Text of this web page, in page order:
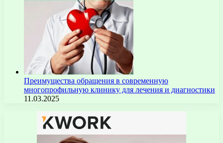
Преимущества обращения в современную
многопрофильную клинику для лечения и диагностики
11.03.2025